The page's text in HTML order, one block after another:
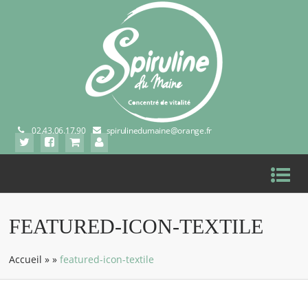
02.43.06.17.90 spirulinedumaine@orange.fr
FEATURED-ICON-TEXTILE
Accueil »»featured-icon-textile